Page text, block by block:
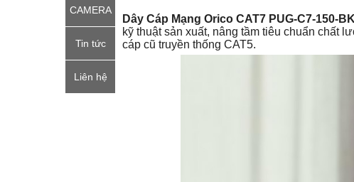
CAMERA
Tin tức
Liên hệ
Dây Cáp Mạng Orico CAT7 PUG-C7-150-BK
kỹ thuật sản xuất, nâng tầm tiêu chuẩn chất
cáp cũ truyền thống CAT5.